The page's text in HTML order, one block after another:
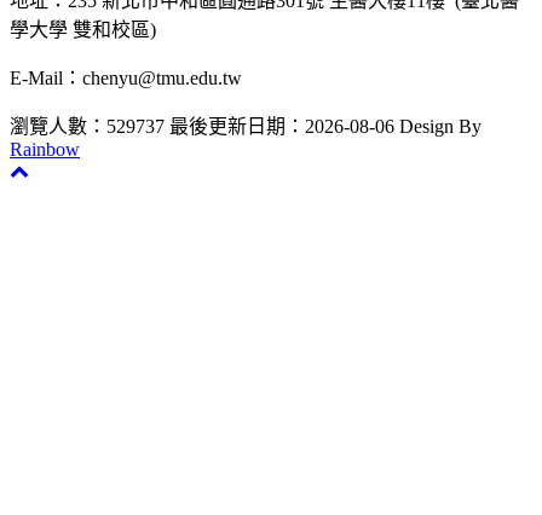
學大學 雙和校區)
E-Mail：chenyu@tmu.edu.tw
瀏覽人數：529737 最後更新日期：2026-08-06 Design By
Rainbow